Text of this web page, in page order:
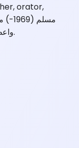
orator,
واعظ ، خطيب ، ناشط في مجال حقوق الإنسان.